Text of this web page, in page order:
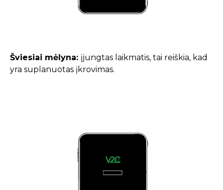
Šviesiai mėlyna: įjungtas laikmatis, tai reiškia, kad
yra suplanuotas įkrovimas.